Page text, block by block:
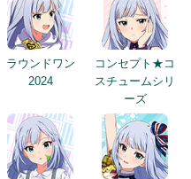
ラウンドワン
2024
コンセプト★コ
スチュームシリ
ーズ